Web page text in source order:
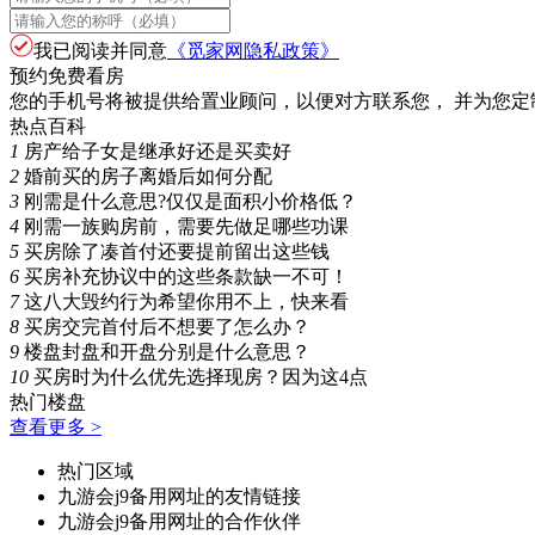
我已阅读并同意 《觅家网隐私政策》
预约免费看房
您的手机号将被提供给置业顾问，以便对方联系您， 并为您定
热点百科
1 房产给子女是继承好还是买卖好
2 婚前买的房子离婚后如何分配
3 刚需是什么意思?仅仅是面积小价格低？
4 刚需一族购房前，需要先做足哪些功课
5 买房除了凑首付还要提前留出这些钱
6 买房补充协议中的这些条款缺一不可！
7 这八大毁约行为希望你用不上，快来看
8 买房交完首付后不想要了怎么办？
9 楼盘封盘和开盘分别是什么意思？
10 买房时为什么优先选择现房？因为这4点
热门楼盘
查看更多 >
热门区域
九游会j9备用网址的友情链接
九游会j9备用网址的合作伙伴